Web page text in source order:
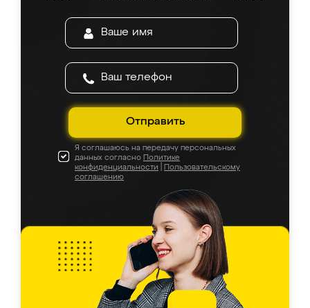
Отправить
Я соглашаюсь на передачу персональных
данных согласно Политике
конфиденциальности
Пользовательскому
соглашению